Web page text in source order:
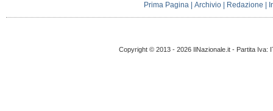
Prima Pagina |Archivio Redazione
Copyright © 2013 - 2026 IlNazionale.it - Partita Iva: